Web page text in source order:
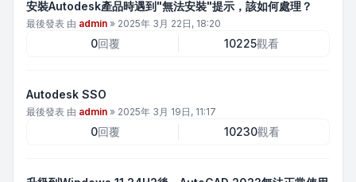
安裝Autodesk產品時遇到"無法安裝"提示，該如何處理？
最後發表 由 admin » 2025年 3月 22日, 18:20
0回覆 10225觀看
Autodesk SSO
最後發表 由 admin » 2025年 3月 19日, 11:17
0回覆 10230觀看